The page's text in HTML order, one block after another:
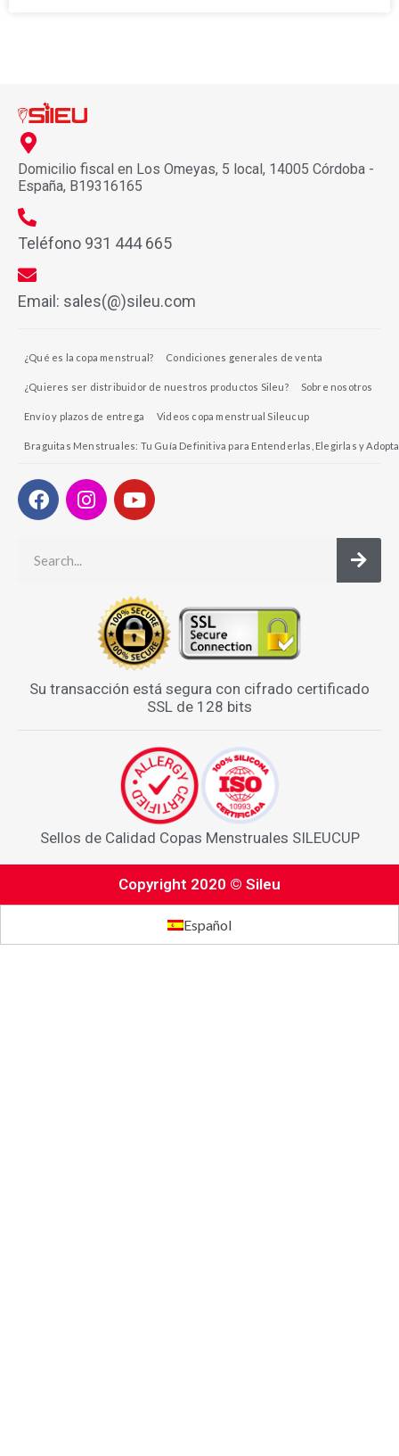
Domicilio fiscal en Los Omeyas, 5 local, 14005 Córdoba -
España, B19316165
Teléfono 931 444 665
Email: sales(@)sileu.com
¿Qué es la copa menstrual? Condiciones generales de venta
¿Quieres ser distribuidor de nuestros productos Sileu? Sobre nosotros
Envío y plazos de entrega Videos copa menstrual Sileucup
Braguitas Menstruales: Tu Guía Definitiva para Entenderlas, Elegirlas y
Su transacción está segura con cifrado certificado
SSL de 128 bits
Sellos de Calidad Copas Menstruales SILEUCUP
Copyright 2020 © Sileu
Español